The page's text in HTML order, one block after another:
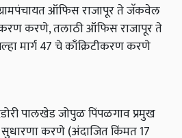
ऑफिस राजापूर ते जॅकवेल
करणे, तलाठी ऑफिस राजापूर ते
मार्ग 47 चे काँक्रिटीकरण करणे
पालखेड जोपुळ पिंपळगाव प्रमुख
सुधारणा करणे (अंदाजित किंमत 17